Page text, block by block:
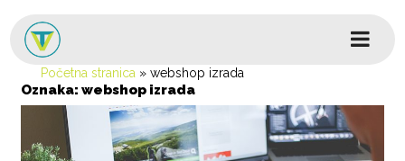
Glavni izbornik
Početna stranica »webshop izrada
Oznaka:webshop izrada